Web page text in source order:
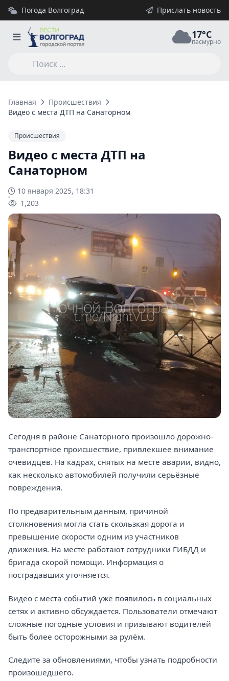
Погода Волгоград Прислать новость
17°C
пасмурно
Главная
Происшествия
Видео с места ДТП на Санаторном
Происшествия
Видео с места ДТП на
Санаторном
10 января 2025, 18:31
1,203
Сегодня в районе Санаторного произошло дорожно-
транспортное происшествие, привлекшее внимание
очевидцев. На кадрах, снятых на месте аварии, видно,
как несколько автомобилей получили серьёзные
повреждения.
По предварительным данным, причиной
столкновения могла стать скользкая дорога и
превышение скорости одним из участников
движения. На месте работают сотрудники ГИБДД и
бригада скорой помощи. Информация о
пострадавших уточняется.
Видео с места событий уже появилось в социальных
сетях и активно обсуждается. Пользователи отмечают
сложные погодные условия и призывают водителей
быть более осторожными за рулём.
Следите за обновлениями, чтобы узнать подробности
произошедшего.